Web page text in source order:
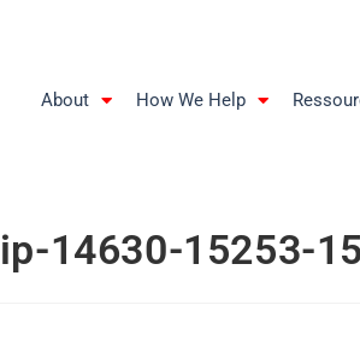
About How We Help
14630-15253-